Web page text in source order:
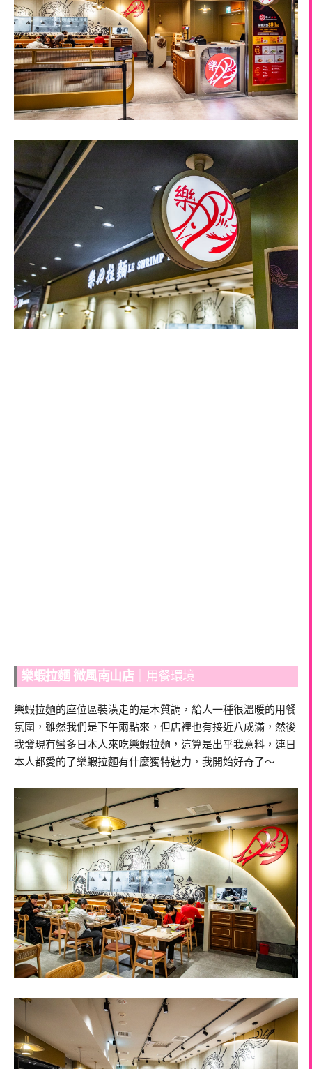
樂蝦拉麵 微風南山店｜用餐環境
樂蝦拉麵的座位區裝潢走的是木質調，給人一種很溫暖的用餐
氛圍，雖然我們是下午兩點來，但店裡也有接近八成滿，然後
我發現有蠻多日本人來吃樂蝦拉麵，這算是出乎我意料，連日
本人都愛的了樂蝦拉麵有什麼獨特魅力，我開始好奇了～